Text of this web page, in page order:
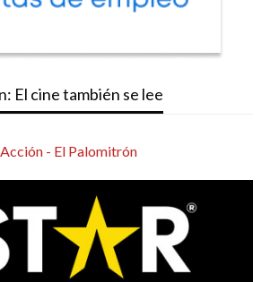
El cine también se lee